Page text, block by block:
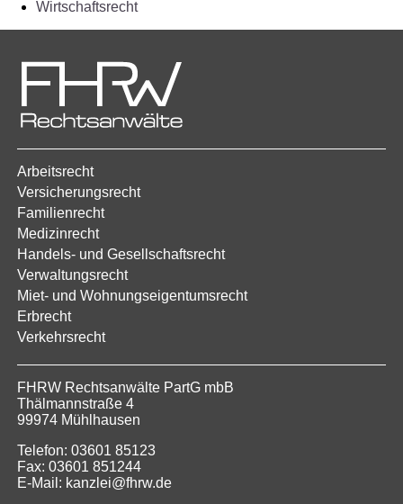
Wirtschaftsrecht
Arbeitsrecht
Versicherungsrecht
Familienrecht
Medizinrecht
Handels- und Gesellschaftsrecht
Verwaltungsrecht
Miet- und Wohnungseigentumsrecht
Erbrecht
Verkehrsrecht
FHRW Rechtsanwälte PartG mbB
Thälmannstraße 4
99974 Mühlhausen
Telefon: 03601 85123
Fax: 03601 851244
E-Mail: kanzlei@fhrw.de